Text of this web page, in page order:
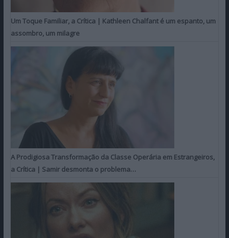
Um Toque Familiar, a Crítica | Kathleen Chalfant é um espanto, um
assombro, um milagre
A Prodigiosa Transformação da Classe Operária em Estrangeiros,
a Crítica | Samir desmonta o problema…